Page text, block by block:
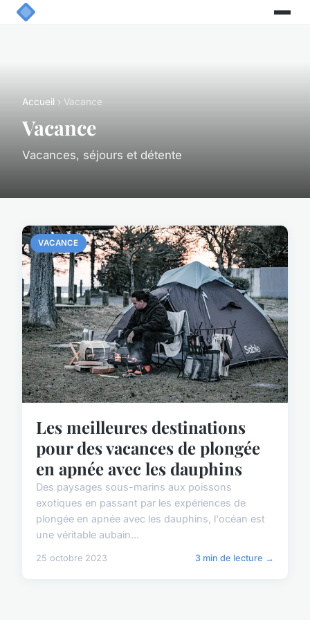
Accueil › Vacance
Vacance
Vacances, séjours et détente
VACANCE
Les meilleures destinations
pour des vacances de plongée
en apnée avec les dauphins
Des paysages sous-marins aux poissons
exotiques en passant par les expériences de
plongée en apnée avec les dauphins, l'océan est
une véritable aubain...
25 octobre 2023 3 min de lecture →